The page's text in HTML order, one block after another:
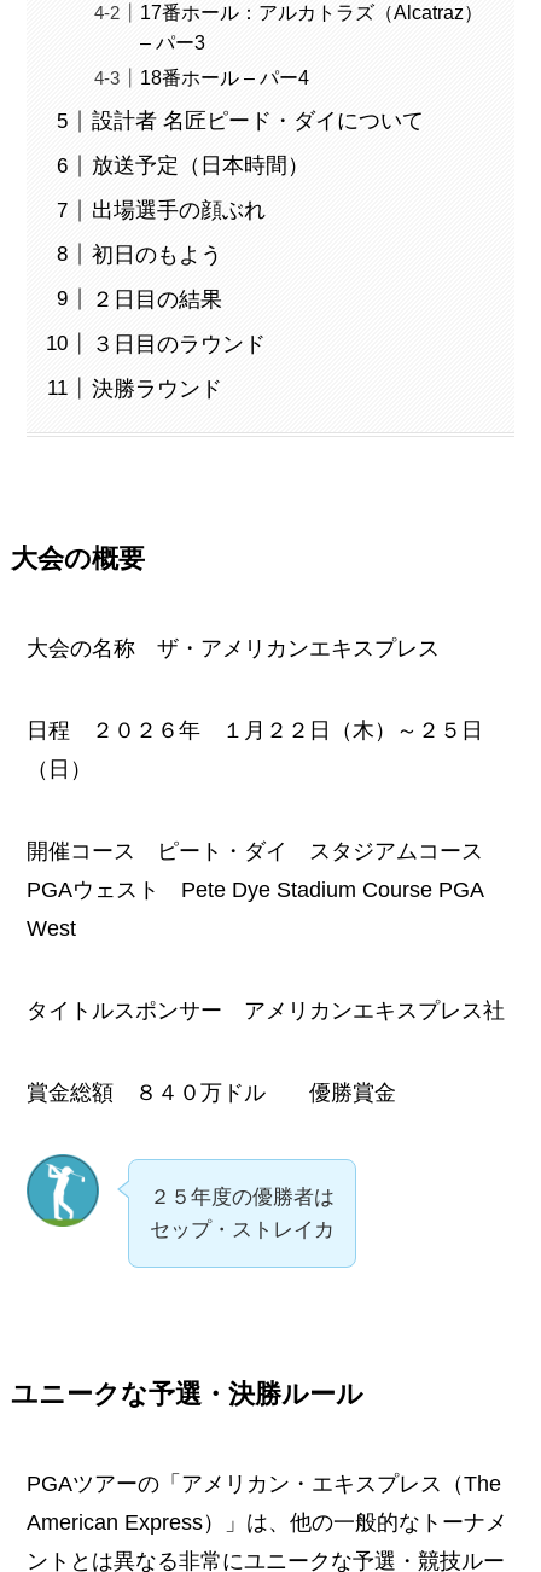
17番ホール：アルカトラズ（Alcatraz）
– パー3
18番ホール – パー4
設計者 名匠ピード・ダイについて
放送予定（日本時間）
出場選手の顔ぶれ
初日のもよう
２日目の結果
３日目のラウンド
決勝ラウンド
大会の概要
大会の名称 ザ・アメリカンエキスプレス
日程 ２０２６年 １月２２日（木）～２５日
（日）
開催コース ピート・ダイ スタジアムコース
PGAウェスト Pete Dye Stadium Course PGA
West
タイトルスポンサー アメリカンエキスプレス社
賞金総額 ８４０万ドル 優勝賞金
２５年度の優勝者は
セップ・ストレイカ
ユニークな予選・決勝ルール
PGAツアーの「アメリカン・エキスプレス（The
American Express）」は、他の一般的なトーナメ
ントとは異なる非常にユニークな予選・競技ルー